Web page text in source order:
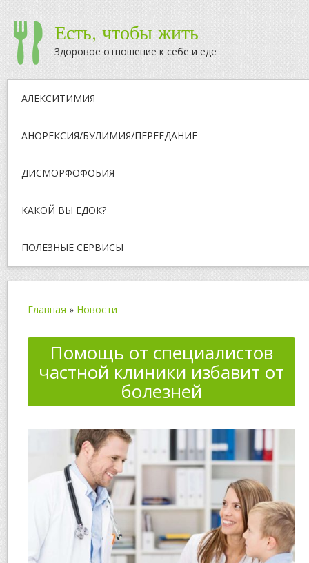
Есть, чтобы жить
Здоровое отношение к себе и еде
АЛЕКСИТИМИЯ
АНОРЕКСИЯ/БУЛИМИЯ/ПЕРЕЕДАНИЕ
ДИСМОРФОФОБИЯ
КАКОЙ ВЫ ЕДОК?
ПОЛЕЗНЫЕ СЕРВИСЫ
Главная » Новости
Помощь от специалистов
частной клиники избавит от
болезней